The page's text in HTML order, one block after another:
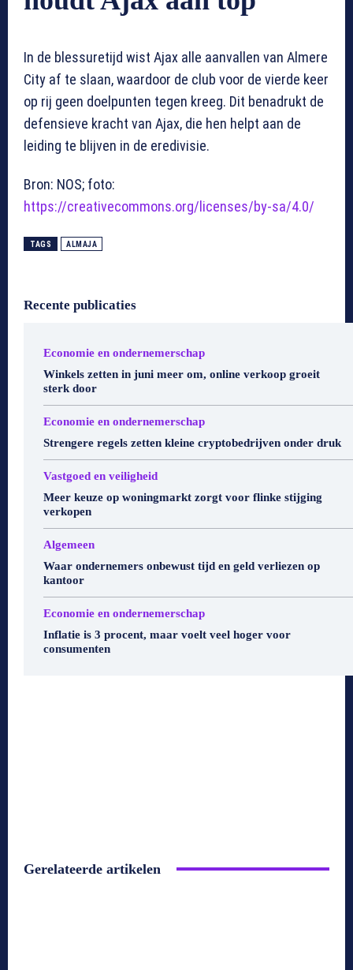
In de blessuretijd wist Ajax alle aanvallen van Almere
City af te slaan, waardoor de club voor de vierde keer
op rij geen doelpunten tegen kreeg. Dit benadrukt de
defensieve kracht van Ajax, die hen helpt aan de
leiding te blijven in de eredivisie.
Bron: NOS; foto:
https://creativecommons.org/licenses/by-sa/4.0/
TAGS ALMAJA
Recente publicaties
Economie en ondernemerschap
Winkels zetten in juni meer om, online verkoop groeit
sterk door
Economie en ondernemerschap
Strengere regels zetten kleine cryptobedrijven onder druk
Vastgoed en veiligheid
Meer keuze op woningmarkt zorgt voor flinke stijging
verkopen
Algemeen
Waar ondernemers onbewust tijd en geld verliezen op
kantoor
Economie en ondernemerschap
Inflatie is 3 procent, maar voelt veel hoger voor
consumenten
Gerelateerde artikelen